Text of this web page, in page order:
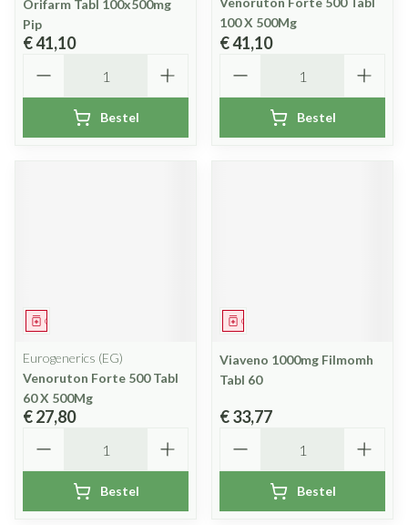
Orifarm Tabl 100x500mg
Pip
€ 41,10
Bestel
100 X 500Mg
€ 41,10
Bestel
Geneesmiddel
Eurogenerics (EG)
Venoruton Forte 500 Tabl
60 X 500Mg
€ 27,80
Bestel
Geneesmiddel
Viaveno 1000mg Filmomh
Tabl 60
€ 33,77
Bestel